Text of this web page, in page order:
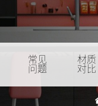
常见
问题
材质
对比